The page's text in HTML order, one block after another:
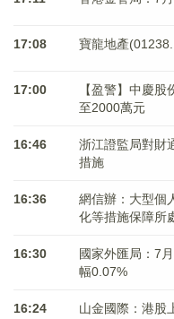
17:08 寶龍地產
17:00
【盈警】中慶
至2000萬元
16:46
浙江證監局對財
措施
16:36
網信辦：大型個
化等措施保障所
16:30
國家外匯局：7
幅0.07%
16:24 山金國際：港股